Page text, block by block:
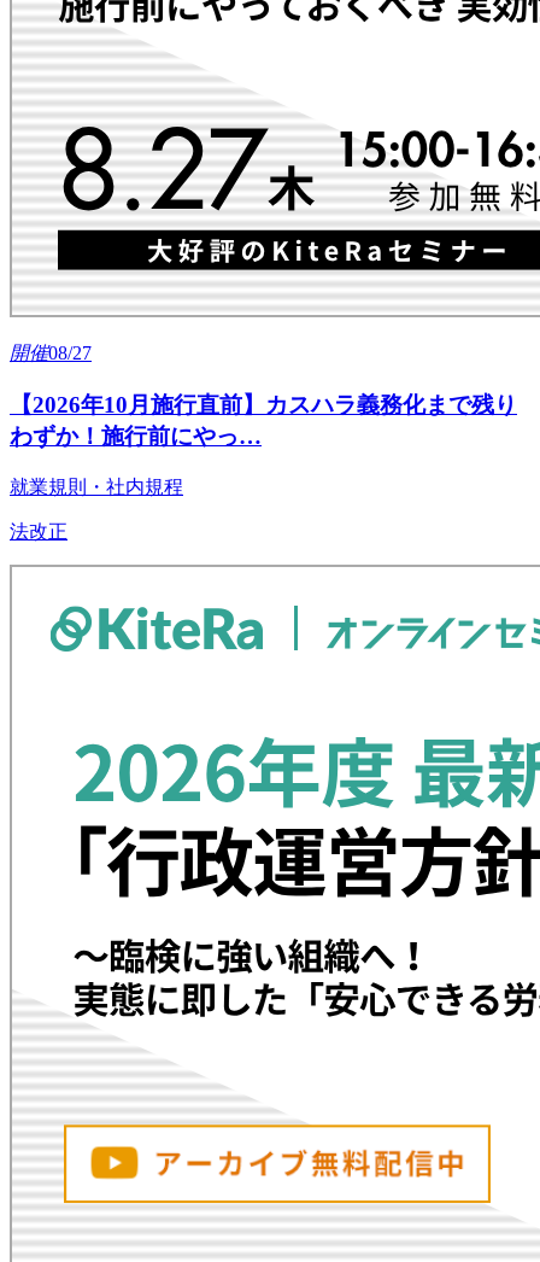
開催08/27
【2026年10月施行直前】カスハラ義務化まで残り
わずか！施行前にやっ…
就業規則・社内規程
法改正